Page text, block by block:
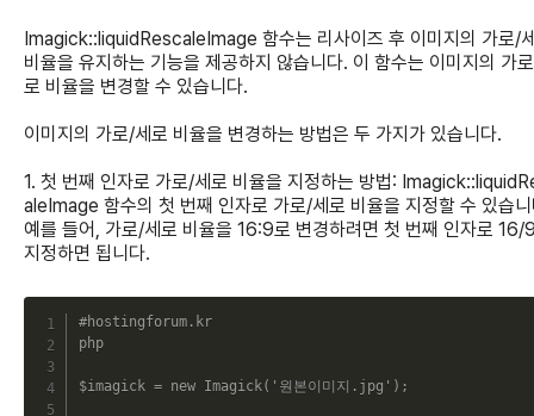
Imagick::liquidRescaleImage 함수는 리사이즈 후 이미지의 가로/
비율을 유지하는 기능을 제공하지 않습니다. 이 함수는 이미지의 가
로 비율을 변경할 수 있습니다.
이미지의 가로/세로 비율을 변경하는 방법은 두 가지가 있습니다.
1. 첫 번째 인자로 가로/세로 비율을 지정하는 방법:
aleImage 함수의 첫 번째 인자로 가로/세로 비율을 지정할 수 있습
예를 들어, 가로/세로 비율을 16:9로 변경하려면 첫 번째 인자로 16/
지정하면 됩니다.
#hostingforum.kr
php
$imagick = new Imagick( '원본이미지.jpg' ) ;